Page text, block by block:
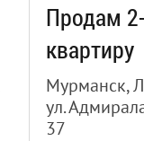
Продам
квартиру
Мурманск,
ул.
37